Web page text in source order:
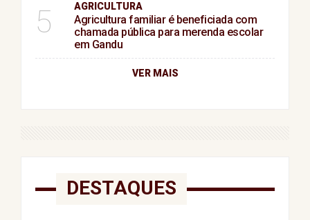
5 AGRICULTURA
Agricultura familiar é beneficiada com
chamada pública para merenda escolar
em Gandu
VER MAIS
DESTAQUES